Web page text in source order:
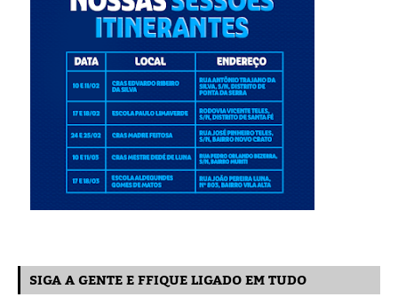
SIGA A GENTE E FFIQUE LIGADO EM TUDO